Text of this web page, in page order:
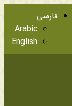
فارسی
Arabic
English